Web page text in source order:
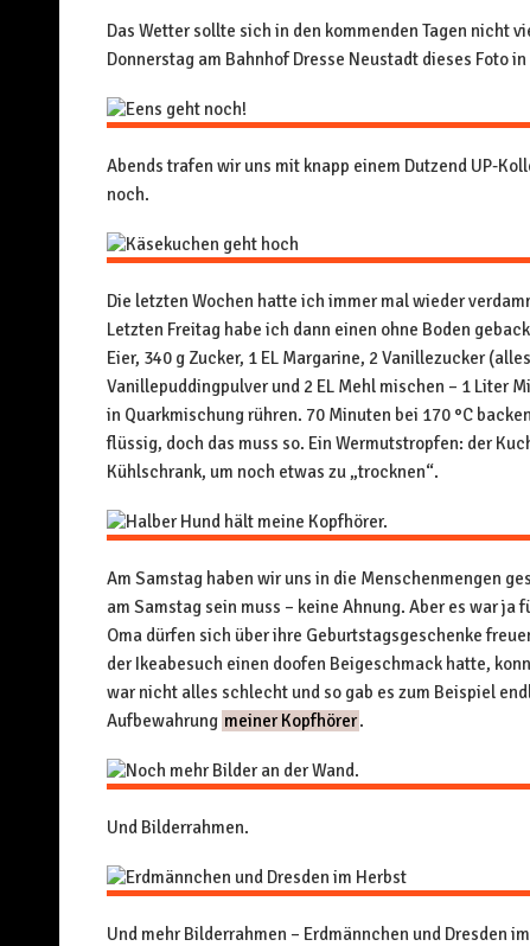
Das Wetter sollte sich in den kommenden Tagen nicht
Donnerstag am Bahnhof Dresse Neustadt dieses Foto
Abends trafen wir uns mit knapp einem Dutzend UP-
noch.
Die letzten Wochen hatte ich immer mal wieder
Letzten Freitag habe ich dann einen ohne Boden
Eier, 340 g Zucker, 1 EL Margarine, 2 Vanillezucker
Vanillepuddingpulver und 2 EL Mehl mischen – 1 Liter
in Quarkmischung rühren. 70 Minuten bei 170 °C
flüssig, doch das muss so. Ein Wermutstropfen: der
Kühlschrank, um noch etwas zu „trocknen“.
Am Samstag haben wir uns in die Menschenmengen
am Samstag sein muss – keine Ahnung. Aber es war
Oma dürfen sich über ihre Geburtstagsgeschenke
der Ikeabesuch einen doofen Beigeschmack hatte,
war nicht alles schlecht und so gab es zum Beispiel
Aufbewahrung meiner Kopfhörer.
Und Bilderrahmen.
Und mehr Bilderrahmen – Erdmännchen und Dresden